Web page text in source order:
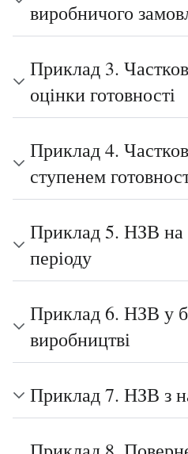
виробничого
Приклад 3.
оцінки готовності
Приклад 4.
ступенем
Приклад 5. НЗВ на
періоду
Приклад 6. НЗВ у
виробництві
Приклад 7. НЗВ з